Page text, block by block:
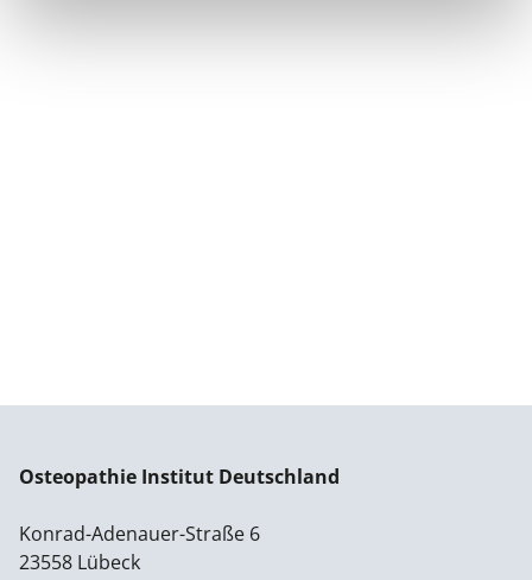
Osteopathie Institut Deutschland
Konrad-Adenauer-Straße 6
23558 Lübeck